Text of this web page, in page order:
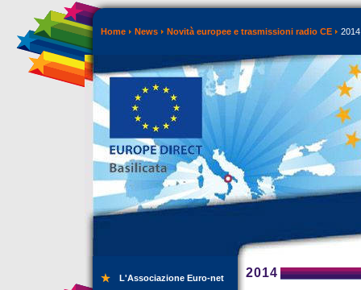
Home News Novità europee e trasmissioni radio CE 2014
L'Associazione Euro-net 2014